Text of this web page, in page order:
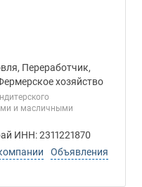
Переработчик,
хозяйство
и масличными
ИНН: 2311221870
Объявления